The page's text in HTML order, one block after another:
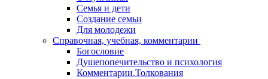
Семья и дети
Создание семьи
Для молодежи
Справочная, учебная, комментарии
Богословие
Душепопечительство и психология
Комментарии.Толкования